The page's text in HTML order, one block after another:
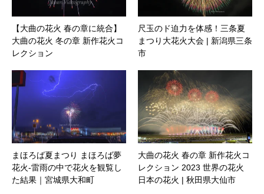
【大曲の花火 春の章に統合】
大曲の花火 冬の章 新作花火コ
レクション
尺玉のド迫力を体感！三条夏
まつり大花火大会 | 新潟県三条
市
まほろば夏まつり まほろば夢
花火-雷雨の中で花火を観覧し
た結果｜宮城県大和町
大曲の花火 春の章 新作花火コ
レクション 2023 世界の花火
日本の花火 | 秋田県大仙市